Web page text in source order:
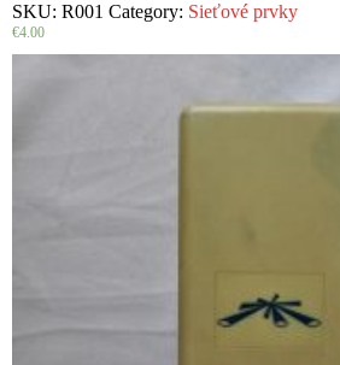
SKU:R001 Category: Sieťové prvky
€4.00